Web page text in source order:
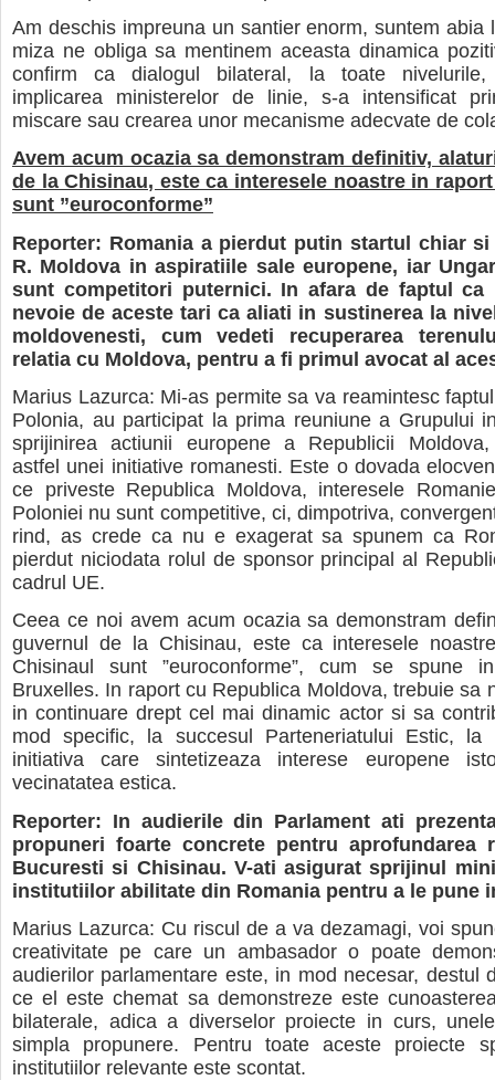
Am deschis impreuna un santier enorm, suntem abia
miza ne obliga sa mentinem aceasta dinamica
confirm ca dialogul bilateral, la toate
implicarea ministerelor de linie, s-a intensificat
miscare sau crearea unor mecanisme adecvate de
Avem acum ocazia sa demonstram definitiv,
de la Chisinau, este ca interesele noastre in
sunt ”euroconforme”
Reporter: Romania a pierdut putin startul chiar
R. Moldova in aspiratiile sale europene, iar
sunt competitori puternici. In afara de faptul ca
nevoie de aceste tari ca aliati in sustinerea la
moldovenesti, cum vedeti recuperarea
relatia cu Moldova, pentru a fi primul avocat al
Marius Lazurca: Mi-as permite sa va reamintesc
Polonia, au participat la prima reuniune a Grupului
sprijinirea actiunii europene a Republicii Moldova,
astfel unei initiative romanesti. Este o dovada
ce priveste Republica Moldova, interesele
Poloniei nu sunt competitive, ci, dimpotriva,
rind, as crede ca nu e exagerat sa spunem ca
pierdut niciodata rolul de sponsor principal al
cadrul UE.
Ceea ce noi avem acum ocazia sa demonstram
guvernul de la Chisinau, este ca interesele
Chisinaul sunt ”euroconforme”, cum se spune
Bruxelles. In raport cu Republica Moldova, trebuie sa
in continuare drept cel mai dinamic actor si sa
mod specific, la succesul Parteneriatului Estic,
initiativa care sintetizeaza interese europene
vecinatatea estica.
Reporter: In audierile din Parlament ati
propuneri foarte concrete pentru aprofundarea
Bucuresti si Chisinau. V-ati asigurat sprijinul
institutiilor abilitate din Romania pentru a le pune
Marius Lazurca: Cu riscul de a va dezamagi, voi
creativitate pe care un ambasador o poate
audierilor parlamentare este, in mod necesar, destul
ce el este chemat sa demonstreze este
bilaterale, adica a diverselor proiecte in curs,
simpla propunere. Pentru toate aceste proiecte
institutiilor relevante este scontat.